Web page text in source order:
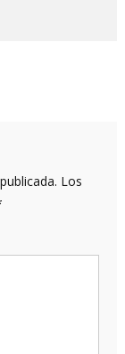
Los